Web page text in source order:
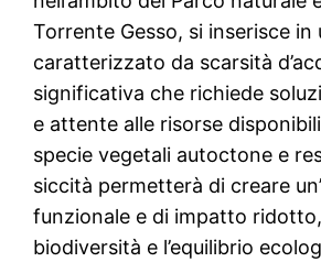
Torrente Gesso, si inserisce
caratterizzato da scarsità
significativa che richiede
e attente alle risorse
specie vegetali autoctone e
siccità permetterà di creare
funzionale e di impatto
biodiversità e l’equilibrio